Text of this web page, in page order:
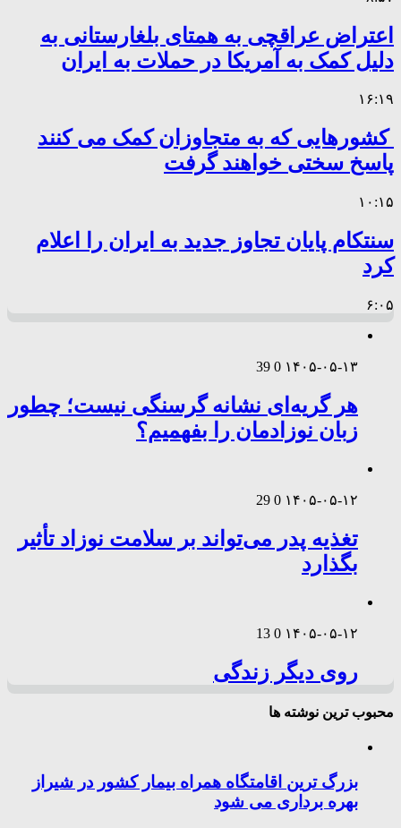
اعتراض عراقچی به همتای بلغارستانی به
دلیل کمک به آمریکا در حملات به ایران
۱۶:۱۹
کشورهایی که به متجاوزان کمک می کنند
پاسخ سختی خواهند گرفت
۱۰:۱۵
سنتکام پایان تجاوز جدید به ایران را اعلام
کرد
۶:۰۵
۱۴۰۵-۰۵-۱۳ 0
39
هر گریه‌ای نشانه گرسنگی نیست؛ چطور
زبان نوزادمان را بفهمیم؟
۱۴۰۵-۰۵-۱۲ 0
29
تغذیه پدر می‌تواند بر سلامت نوزاد تأثیر
بگذارد
۱۴۰۵-۰۵-۱۲ 0
13
روی دیگر زندگی
محبوب ترین نوشته ها
بزرگ ترین اقامتگاه همراه بیمار کشور در شیراز
بهره برداری می شود